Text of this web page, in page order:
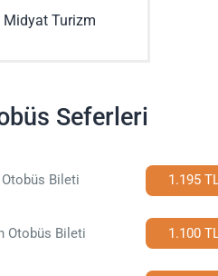
Midyat Turizm
Seferleri
Bileti 1.195
Otobüs Bileti 1.100 TL